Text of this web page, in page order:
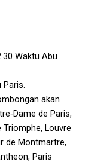
Waktu Abu
Paris.
akan
de Paris,
Triomphe, Louvre
de Montmartre,
Paris